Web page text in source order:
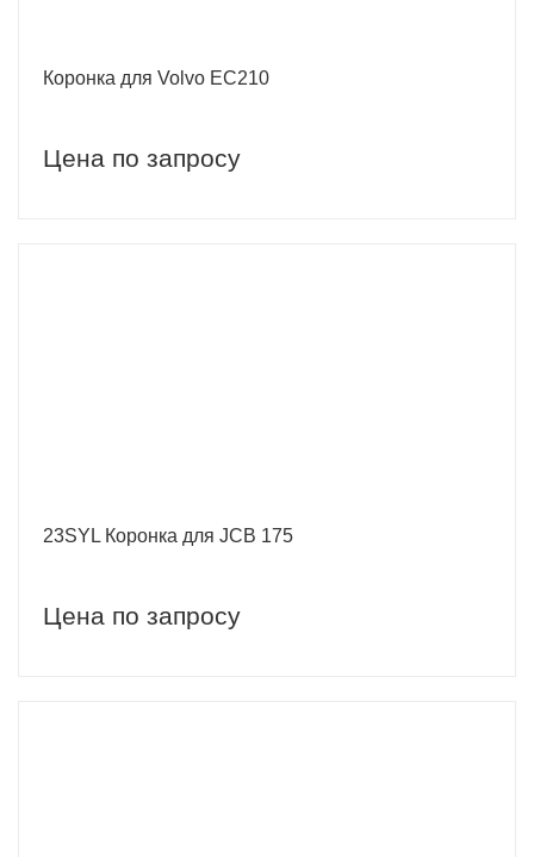
Коронка для Volvo EC210
Цена по запросу
23SYL Коронка для JCB 175
Цена по запросу